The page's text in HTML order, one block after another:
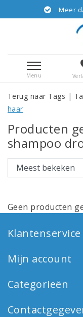
Meer
Menu
Terug naar Tags |
haar
Producten
shampoo
Geen producten
Klantenservice
Mijn account
Categorieën